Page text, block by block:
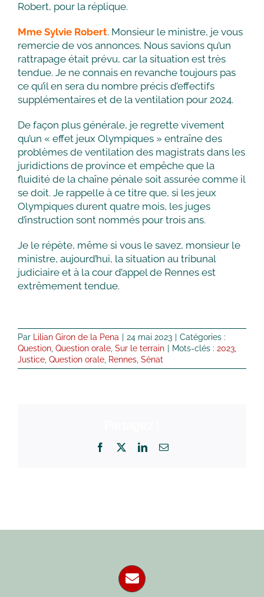
Robert, pour la réplique.
Mme Sylvie Robert. Monsieur le ministre, je vous
remercie de vos annonces. Nous savions qu’un
rattrapage était prévu, car la situation est très
tendue. Je ne connais en revanche toujours pas
ce qu’il en sera du nombre précis d’effectifs
supplémentaires et de la ventilation pour 2024.
De façon plus générale, je regrette vivement
qu’un « effet jeux Olympiques » entraîne des
problèmes de ventilation des magistrats dans les
juridictions de province et empêche que la
fluidité de la chaîne pénale soit assurée comme il
se doit. Je rappelle à ce titre que, si les jeux
Olympiques durent quatre mois, les juges
d’instruction sont nommés pour trois ans.
Je le répète, même si vous le savez, monsieur le
ministre, aujourd’hui, la situation au tribunal
judiciaire et à la cour d’appel de Rennes est
extrêmement tendue.
Par Lilian Giron de la Pena 24 mai 2023
Catégories :
Question Question orale Sur le terrain Mots-clés : 2023
Justice Question orale Rennes Sénat
Facebook LinkedInEmail